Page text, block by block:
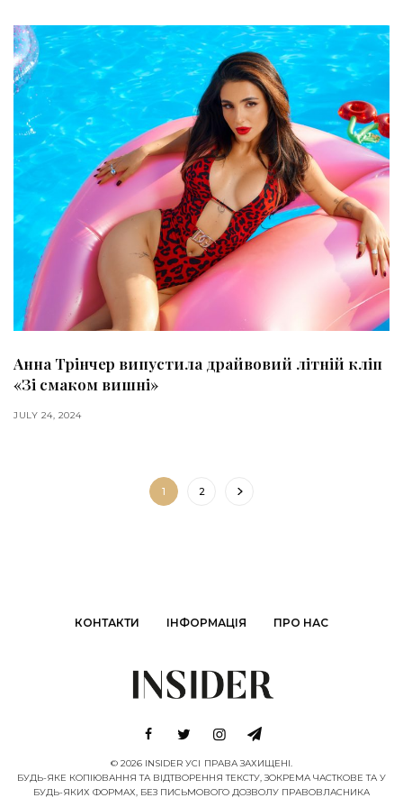
Анна Трінчер випустила драйвовий літній кліп
«Зі смаком вишні»
JULY 24, 2024
1 2
КОНТАКТИ ІНФОРМАЦІЯ ПРО НАС
© 2026 INSIDER УСІ ПРАВА ЗАХИЩЕНІ.
БУДЬ-ЯКЕ КОПІЮВАННЯ ТА ВІДТВОРЕННЯ ТЕКСТУ, ЗОКРЕМА ЧАСТКОВЕ ТА У
БУДЬ-ЯКИХ ФОРМАХ, БЕЗ ПИСЬМОВОГО ДОЗВОЛУ ПРАВОВЛАСНИКА